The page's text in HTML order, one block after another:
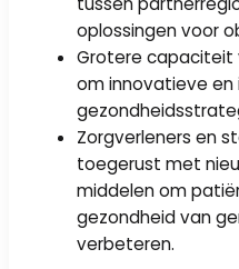
oplossingen voor
Grotere capaciteit
om innovatieve en
Zorgverleners en
toegerust met
middelen om
gezondheid van
verbeteren.